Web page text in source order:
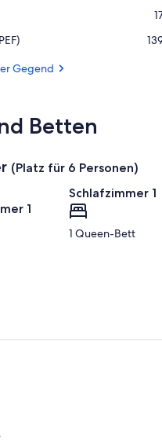
Gegend
Betten
(Platz für 6 Personen)
1
Schlafzimmer 1
1 Queen-Bett